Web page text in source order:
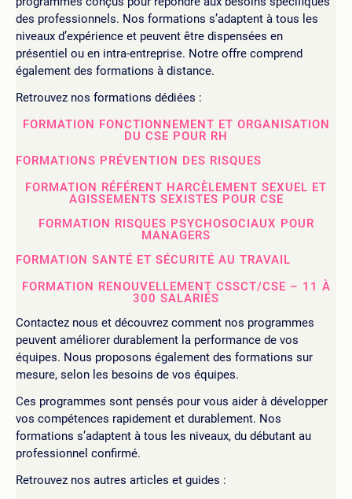
des professionnels. Nos formations s’adaptent à tous les
niveaux d’expérience et peuvent être dispensées en
présentiel ou en intra-entreprise. Notre offre comprend
également des formations à distance.
Retrouvez nos formations dédiées :
FORMATION FONCTIONNEMENT ET ORGANISATION
DU CSE POUR RH
FORMATIONS PRÉVENTION DES RISQUES
FORMATION RÉFÉRENT HARCÈLEMENT SEXUEL ET
AGISSEMENTS SEXISTES POUR CSE
FORMATION RISQUES PSYCHOSOCIAUX POUR
MANAGERS
FORMATION SANTÉ ET SÉCURITÉ AU TRAVAIL
FORMATION RENOUVELLEMENT CSSCT/CSE – 11 À
300 SALARIÉS
Contactez nous et découvrez comment nos programmes
peuvent améliorer durablement la performance de vos
équipes. Nous proposons également des formations sur
mesure, selon les besoins de vos équipes.
Ces programmes sont pensés pour vous aider à développer
vos compétences rapidement et durablement. Nos
formations s’adaptent à tous les niveaux, du débutant au
professionnel confirmé.
Retrouvez nos autres articles et guides :